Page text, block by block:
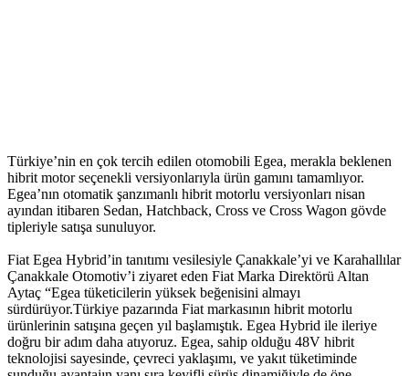
Türkiye’nin en çok tercih edilen otomobili Egea, merakla beklenen
hibrit motor seçenekli versiyonlarıyla ürün gamını tamamlıyor.
Egea’nın otomatik şanzımanlı hibrit motorlu versiyonları nisan
ayından itibaren Sedan, Hatchback, Cross ve Cross Wagon gövde
tipleriyle satışa sunuluyor.
Fiat Egea Hybrid’in tanıtımı vesilesiyle Çanakkale’yi ve Karahallılar
Çanakkale Otomotiv’i ziyaret eden Fiat Marka Direktörü Altan
Aytaç “Egea tüketicilerin yüksek beğenisini almayı
sürdürüyor.Türkiye pazarında Fiat markasının hibrit motorlu
ürünlerinin satışına geçen yıl başlamıştık. Egea Hybrid ile ileriye
doğru bir adım daha atıyoruz. Egea, sahip olduğu 48V hibrit
teknolojisi sayesinde, çevreci yaklaşımı, ve yakıt tüketiminde